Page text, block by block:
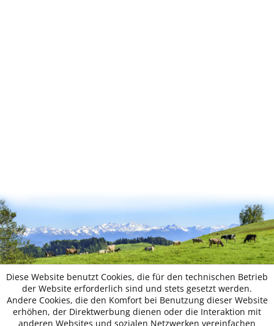
Diese Website benutzt Cookies, die für den technischen Betrieb
der Website erforderlich sind und stets gesetzt werden.
Andere Cookies, die den Komfort bei Benutzung dieser Website
erhöhen, der Direktwerbung dienen oder die Interaktion mit
anderen Websites und sozialen Netzwerken vereinfachen